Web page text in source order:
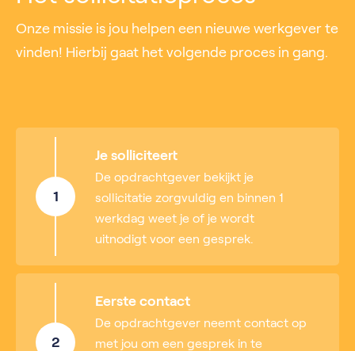
Onze missie is jou helpen een nieuwe werkgever te
vinden! Hierbij gaat het volgende proces in gang.
1
Je solliciteert
De opdrachtgever bekijkt je
sollicitatie zorgvuldig en binnen 1
werkdag weet je of je wordt
uitnodigt voor een gesprek.
2
Eerste contact
De opdrachtgever neemt contact op
met jou om een gesprek in te